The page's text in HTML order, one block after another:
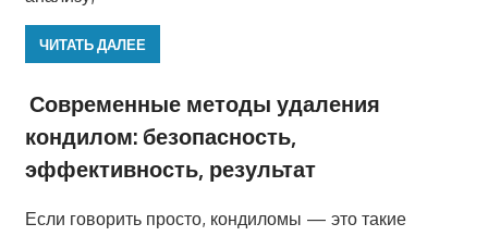
ЧИТАТЬ ДАЛЕЕ
Современные методы удаления
кондилом: безопасность,
эффективность, результат
Если говорить просто, кондиломы — это такие